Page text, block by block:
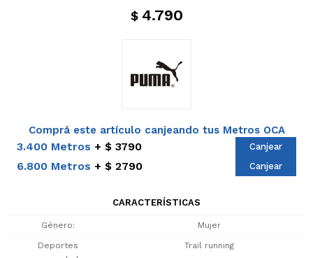
$ 4.790
Comprá este artículo canjeando tus Metros OCA
3.400 Metros $ 3790 Canjear
6.800 Metros $ 2790 Canjear
CARACTERÍSTICAS
Género Mujer
Deportes
Trail running